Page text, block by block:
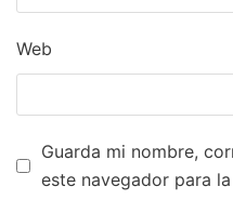
Web
Guarda mi nombre,
este navegador para